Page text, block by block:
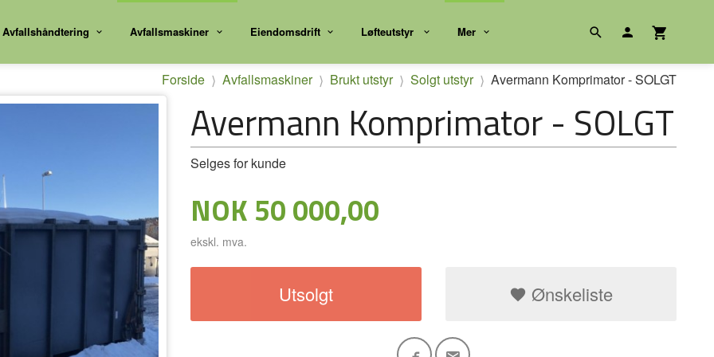
Avfallshåndtering Avfallsmaskiner Eiendomsdrift Løfteutstyr Mer
Forside Avfallsmaskiner Brukt utstyr Solgt utstyr Avermann Komprimator - SOLGT
Avermann Komprimator - SOLGT
Selges for kunde
Pris
NOK 50 000,00
ekskl. mva.
Utsolgt Ønskeliste